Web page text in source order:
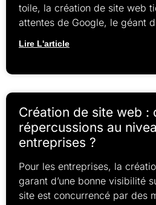
toile, la création de site web
attentes de Google, le géant
Lire L'article
Création de site web :
répercussions au
entreprises ?
Pour les entreprises, la
garant d’une bonne visibilité
site est concurrencé par des